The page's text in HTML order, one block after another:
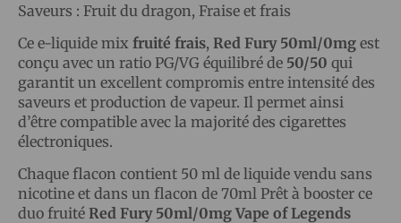
Saveurs : Fruit du dragon, Fraise et frais
Ce e-liquide mix fruité frais, Red Fury 50ml/0mg est
conçu avec un ratio PG/VG équilibré de 50/50 qui
garantit un excellent compromis entre intensité des
saveurs et production de vapeur. Il permet ainsi
d’être compatible avec la majorité des cigarettes
électroniques.
Chaque flacon contient 50 ml de liquide vendu sans
nicotine et dans un flacon de 70ml Prêt à booster ce
duo fruité Red Fury 50ml/0mg Vape of Legends